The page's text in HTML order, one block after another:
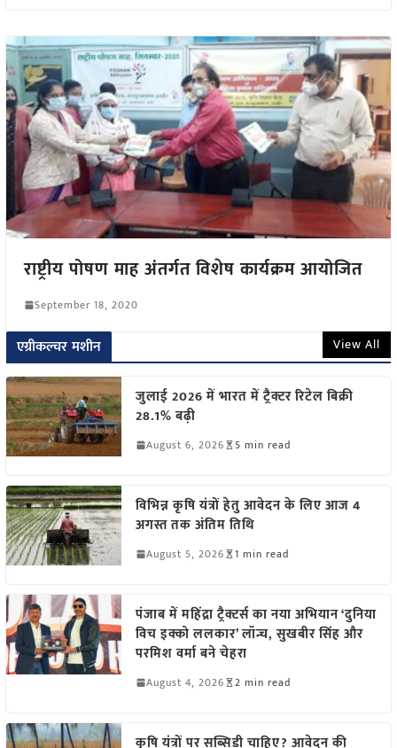
राष्ट्रीय पोषण माह अंतर्गत विशेष कार्यक्रम आयोजित
September 18, 2020
एग्रीकल्चर मशीन View All
जुलाई 2026 में भारत में ट्रैक्टर रिटेल बिक्री
28.1% बढ़ी
August 6, 2026 5 min read
विभिन्न कृषि यंत्रों हेतु आवेदन के लिए आज 4
अगस्त तक अंतिम तिथि
August 5, 2026 1 min read
पंजाब में महिंद्रा ट्रैक्टर्स का नया अभियान ‘दुनिया
विच इक्को ललकार’ लॉन्च, सुखबीर सिंह और
परमिश वर्मा बने चेहरा
August 4, 2026 2 min read
कृषि यंत्रों पर सब्सिडी चाहिए? आवेदन की